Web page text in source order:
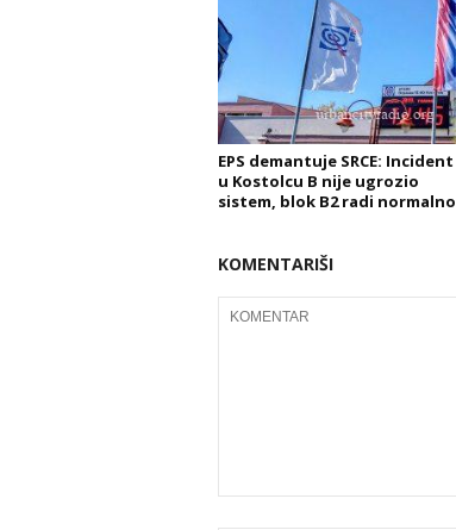
EPS demantuje SRCE: Incident
u Kostolcu B nije ugrozio
sistem, blok B2 radi normalno
KOMENTARIŠI